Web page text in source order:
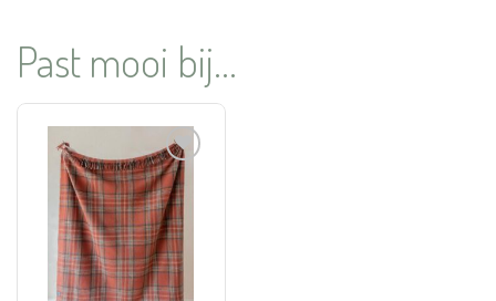
Past mooi bij...
Aan
verlanglijst
toevoegen